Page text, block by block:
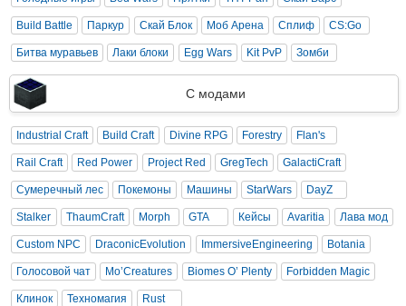
Build Battle Паркур Скай Блок Моб Арена Сплиф CS:Go
Битва муравьев Лаки блоки Egg Wars Kit PvP Зомби
С модами
Industrial Craft Build Craft Divine RPG Forestry Flan's
Rail Craft Red Power Project Red GregTech GalactiCraft
Сумеречный лес Покемоны Машины StarWars DayZ
Stalker ThaumCraft Morph GTA Кейсы Avaritia Лава мод
Custom NPC DraconicEvolution ImmersiveEngineering Botania
Голосовой чат Mo’Creatures Biomes O’ Plenty Forbidden Magic
Клинок Техномагия Rust